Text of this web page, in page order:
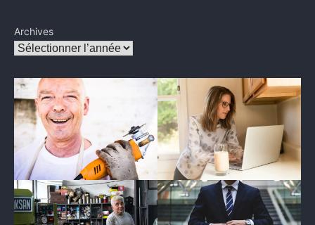
Archives